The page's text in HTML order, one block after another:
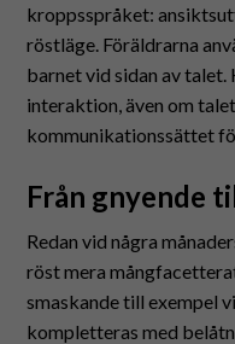
kroppsspråket:
röstläge. Föräldrarna
barnet vid sidan av
interaktion, även om
kommunikationssättet
Från gnyende
Redan vid några
röst mera
smaskande till exempel
kompletteras med